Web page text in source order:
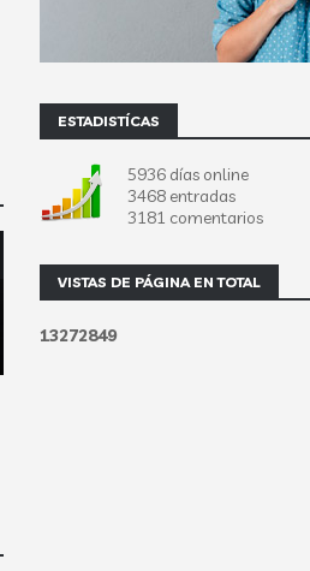
ESTADISTÍCAS
5936 días online
3468 entradas
3181 comentarios
VISTAS DE PÁGINA EN TOTAL
13272849